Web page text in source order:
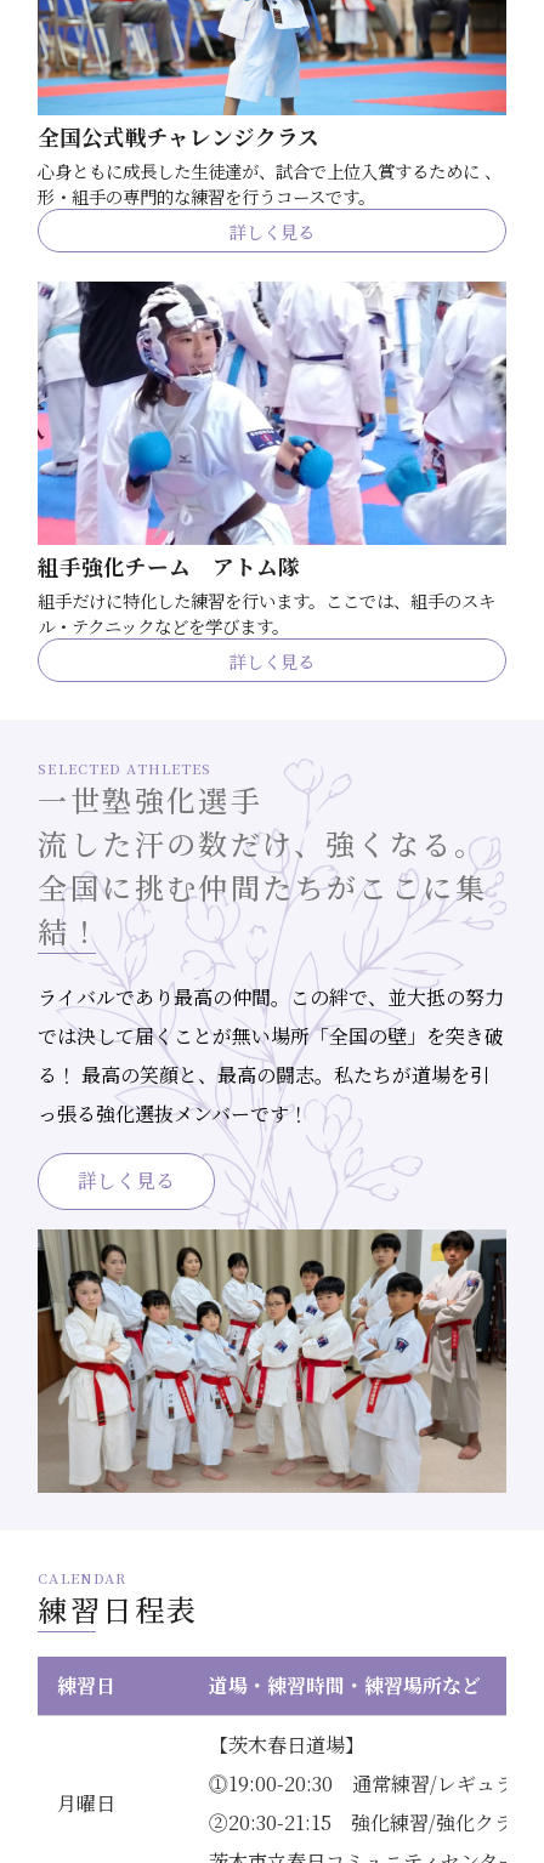
全国公式戦チャレンジクラス
心身ともに成長した生徒達が、試合で上位入賞するために 、
形・組手の専門的な練習を行うコースです。
詳しく見る
組手強化チーム アトム隊
組手だけに特化した練習を行います。ここでは、組手のスキ
ル・テクニックなどを学びます。
詳しく見る
一世塾強化選手
流した汗の数だけ、強くなる。
全国に挑む仲間たちがここに集
結！
SELECTED ATHLETES
ライバルであり最高の仲間。この絆で、並大抵の努力
では決して届くことが無い場所「全国の壁」を突き破
る！ 最高の笑顔と、最高の闘志。私たちが道場を引
っ張る強化選抜メンバーです！
詳しく見る
練習日程表
CALENDAR
練習日 道場・練習時間・練習場所など
月曜日
【茨木春日道場】
⓵19:00-20:30 通常練習/レギュラー
②20:30-21:15 強化練習/強化クラス